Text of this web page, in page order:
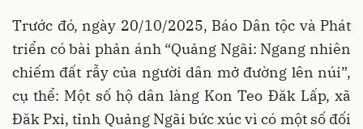
Trước đó, ngày 20/10/2025, Báo Dân tộc và Phát
triển có bài phản ánh “Quảng Ngãi: Ngang nhiên
chiếm đất rẫy của người dân mở đường lên núi”,
cụ thể: Một số hộ dân làng Kon Teo Đăk Lấp, xã
Đăk Pxi, tỉnh Quảng Ngãi bức xúc vì có một số đối